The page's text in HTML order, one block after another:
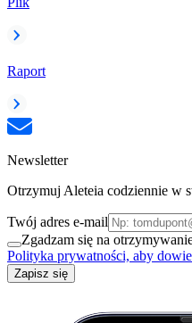
Raport
Newsletter
Otrzymuj Aleteia codziennie w
Twój adres e-mail
Zgadzam się na
Polityka prywatności, aby
Zapisz się